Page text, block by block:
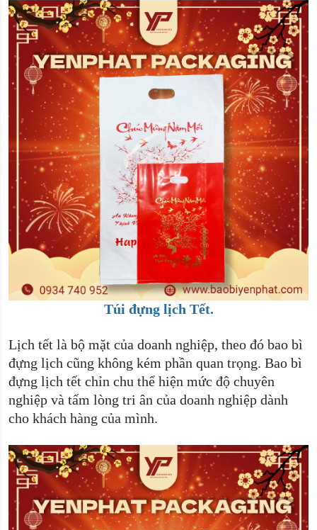
Túi đựng lịch Tết.
Lịch tết là bộ mặt của doanh nghiệp, theo đó bao bì
đựng lịch cũng không kém phần quan trọng. Bao bì
đựng lịch tết chỉn chu thể hiện mức độ chuyên
nghiệp và tấm lòng tri ân của doanh nghiệp dành
cho khách hàng của mình.